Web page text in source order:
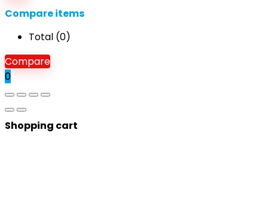
Compare items
Total (0)
Compare
0
Shopping cart